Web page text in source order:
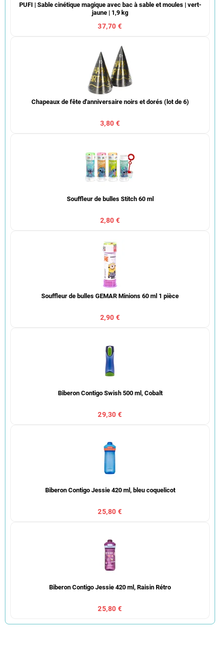
PUFI | Sable cinétique magique avec bac à sable et moules | vert-
jaune | 1,9 kg
37,70 €
Chapeaux de fête d'anniversaire noirs et dorés (lot de 6)
3,80 €
Souffleur de bulles Stitch 60 ml
2,80 €
Souffleur de bulles GEMAR Minions 60 ml 1 pièce
2,90 €
Biberon Contigo Swish 500 ml, Cobalt
29,30 €
Biberon Contigo Jessie 420 ml, bleu coquelicot
25,80 €
Biberon Contigo Jessie 420 ml, Raisin Rétro
25,80 €